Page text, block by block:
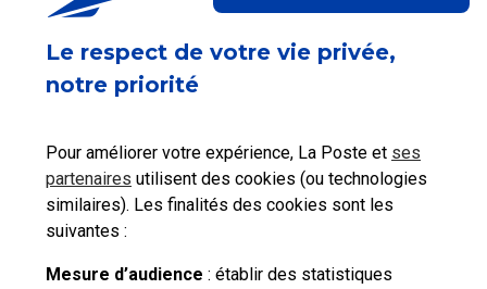
Le respect de votre vie privée,
notre priorité
Pour améliorer votre expérience, La Poste et ses
partenaires utilisent des cookies (ou technologies
similaires). Les finalités des cookies sont les
suivantes :
Mesure d’audience : établir des statistiques
Comment souscrire un contrat de Réexpédition
temporaire, de Garde de courrier ou un
Comment souscrire un contrat de réexpédition en
bureau de poste ?